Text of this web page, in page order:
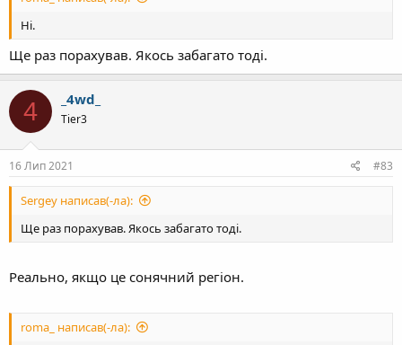
Ні.
Ще раз порахував. Якось забагато тоді.
4 _4wd_
Tier3
16 Лип 2021 #83
Sergey написав(-ла):
Ще раз порахував. Якось забагато тоді.
Реально, якщо це сонячний регіон.
roma_ написав(-ла):